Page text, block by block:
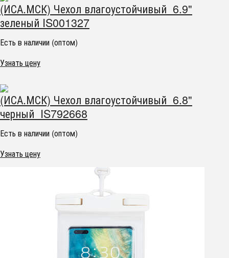
(ИСА.МСК) Чехол влагоустойчивый 6.9"
зеленый IS001327
Есть в наличии (оптом)
Узнать цену
(ИСА.МСК) Чехол влагоустойчивый 6.8"
черный IS792668
Есть в наличии (оптом)
Узнать цену